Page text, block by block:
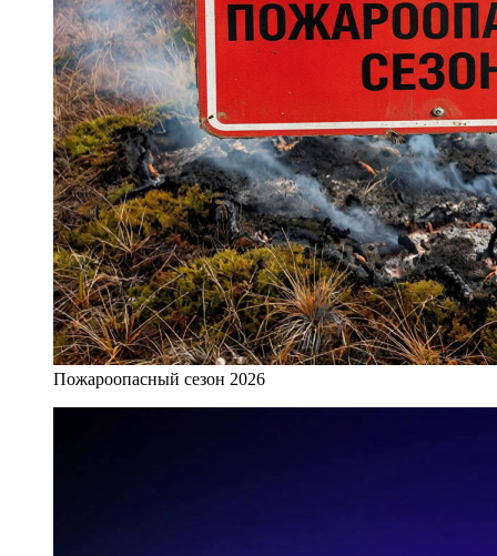
Пожароопасный сезон 2026